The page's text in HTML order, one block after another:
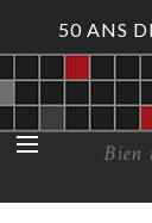
50 ANS
Bien